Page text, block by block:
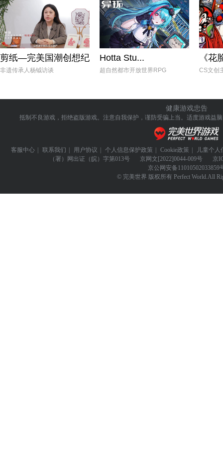
剪纸—完美国潮创想纪
非遗传承人杨钺访谈
Hotta Stu...
超自然都市开放世界RPG
《花
CS文创
健康游戏忠告
抵制不良游戏，拒绝盗版游戏。注意自我保护，谨防受骗上当。 适度游戏益
客服中心 | 联系我们 | 用户协议 | 个人信息保护政策 | Cookie政策 |
儿童个人
（署）网出证（皖）字第013号
京网文[2022]0044-009号
京
京公网安备11010502033859
© 完美世界 版权所有 Perfect World.All